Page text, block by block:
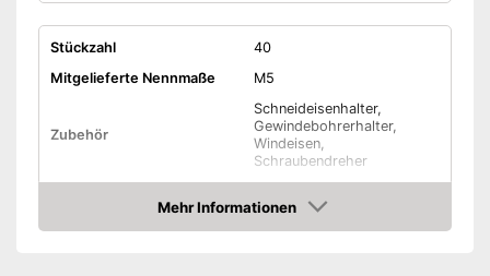
Stückzahl
40
Mitgelieferte Nennmaße
M5
Zubehör
Schneideisenhalter,
Gewindebohrerhalter,
Windeisen,
Schraubendreher
Mehr Informationen
Amazon